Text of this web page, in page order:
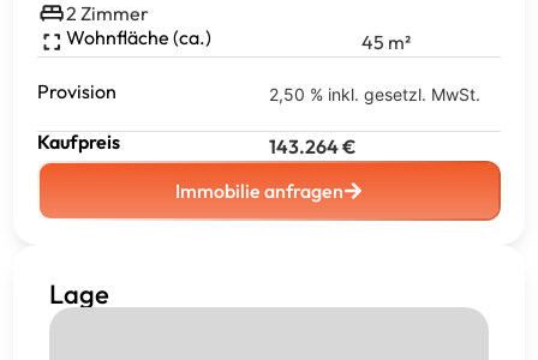
2 Zimmer
Wohnfläche (ca.)
45 m²
Provision 2,50 % inkl. gesetzl. MwSt.
Kaufpreis 143.264€
Immobilie anfragen
Lage